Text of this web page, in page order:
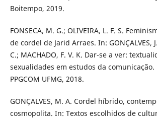
Boitempo, 2019.
FONSECA, M. G.; OLIVEIRA, L. F. S.
de cordel de Jarid Arraes. In: GONÇALVES,
C.; MACHADO, F. V. K. Dar-se a ver:
sexualidades em estudos da comunicação.
PPGCOM UFMG, 2018.
GONÇALVES, M. A. Cordel híbrido,
cosmopolita. In: Textos escolhidos de